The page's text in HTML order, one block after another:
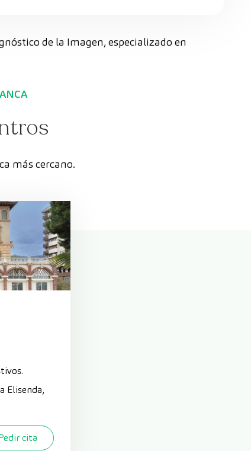
de la Imagen, especializado en
más cercano.
Elisenda,
cita